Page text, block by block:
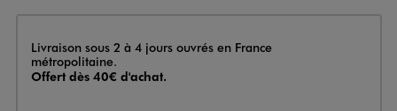
Livraison
Livraison sous 2 à 4 jours ouvrés en France
métropolitaine.
Offert dès 40€ d'achat.